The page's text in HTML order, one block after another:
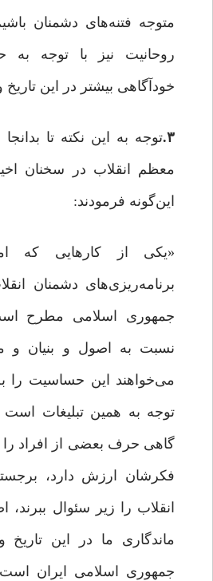
متوجه فتنه‌های دشمنان
روحانیت نیز با توجه به
خودآگاهی بیشتر در این تاریخ
۳.توجه به این نکته تا
معظم انقلاب در سخنان
این‌گونه فرمودند:
«یکی از کارهایی که
برنامه‌ریزی‌های دشمنان
جمهوری اسلامی مطرح
نسبت به اصول و بنیان و
می‌خواهند این حساسیت را
توجه به همین تبلیغات است
گاهی حرف بعضی از افراد
فکرشان ارزش دارد،
انقلاب را زیر سئوال ببرند،
ماندگاری ما در این
جمهوری اسلامی ایران